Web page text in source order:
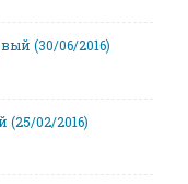
(30/06/2016)
(25/02/2016)